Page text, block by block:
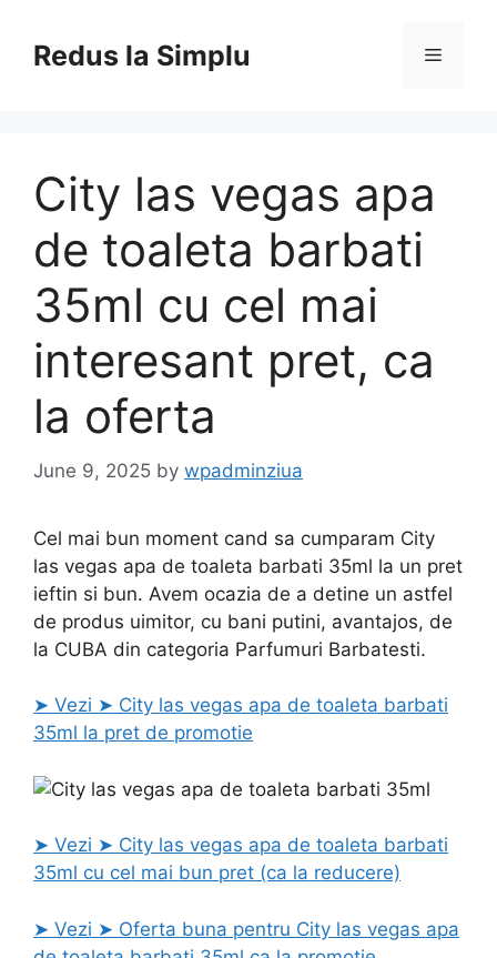
contentRedus la Simplu Menu
City las vegas apa
de toaleta barbati
35ml cu cel mai
interesant pret, ca
la oferta
June 9, 2025 by wpadminziua
Cel mai bun moment cand sa cumparam City
las vegas apa de toaleta barbati 35ml la un pret
ieftin si bun. Avem ocazia de a detine un astfel
de produs uimitor, cu bani putini, avantajos, de
la CUBA din categoria Parfumuri Barbatesti.
➤ Vezi ➤ City las vegas apa de toaleta barbati
35ml la pret de promotie
➤ Vezi ➤ City las vegas apa de toaleta barbati
35ml cu cel mai bun pret (ca la reducere)
➤ Vezi ➤ Oferta buna pentru City las vegas apa